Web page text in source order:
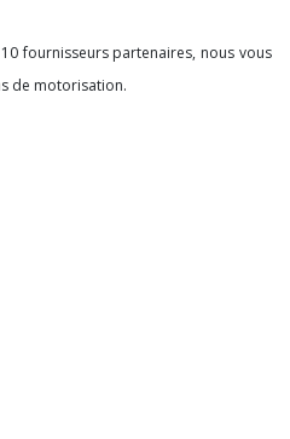
fournisseurs partenaires, nous vous
de motorisation.